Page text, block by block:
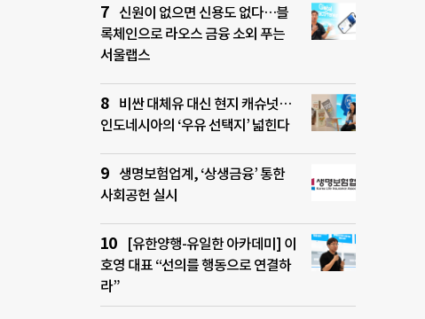
신원이 없으면 신용도 없다…블
록체인으로 라오스 금융 소외 푸는
서울랩스
비싼 대체유 대신 현지 캐슈넛…
인도네시아의 ‘우유 선택지’ 넓힌다
생명보험업계, ‘상생금융’ 통한
사회공헌 실시
[유한양행-유일한 아카데미] 이
호영 대표 “선의를 행동으로 연결하
라”